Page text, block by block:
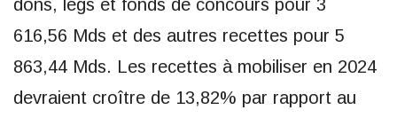
dons, legs et fonds de concours pour 3
616,56 Mds et des autres recettes pour 5
863,44 Mds. Les recettes à mobiliser en 2024
devraient croître de 13,82% par rapport au